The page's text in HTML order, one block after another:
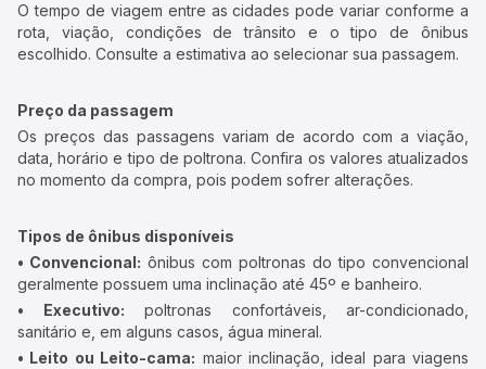
O tempo de viagem entre as cidades pode variar conforme a
rota, viação, condições de trânsito e o tipo de ônibus
escolhido. Consulte a estimativa ao selecionar sua passagem.
Preço da passagem
Os preços das passagens variam de acordo com a viação,
data, horário e tipo de poltrona. Confira os valores atualizados
no momento da compra, pois podem sofrer alterações.
Tipos de ônibus disponíveis
• Convencional: ônibus com poltronas do tipo convencional
geralmente possuem uma inclinação até 45º e banheiro.
• Executivo: poltronas confortáveis, ar-condicionado,
sanitário e, em alguns casos, água mineral.
• Leito ou Leito-cama: maior inclinação, ideal para viagens